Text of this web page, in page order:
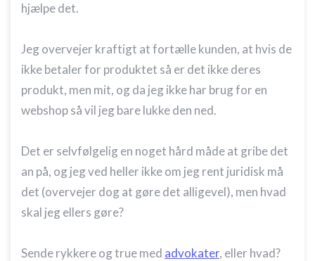
hjælpe det.
Jeg overvejer kraftigt at fortælle kunden, at hvis de
ikke betaler for produktet så er det ikke deres
produkt, men mit, og da jeg ikke har brug for en
webshop så vil jeg bare lukke den ned.
Det er selvfølgelig en noget hård måde at gribe det
an på, og jeg ved heller ikke om jeg rent juridisk må
det (overvejer dog at gøre det alligevel), men hvad
skal jeg ellers gøre?
Sende rykkere og true med advokater, eller hvad?